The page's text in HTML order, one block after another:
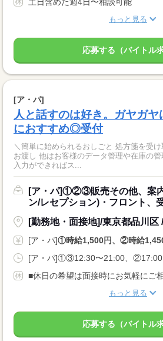
土日含めた週4日〜相談可能
もっと見る
応募する（バイトル求
[ア・パ]
人と話すのは好き。ガヤガヤ
におすすめ◎受付
＼簡単に始められるおしごと 処方箋を受
お渡し 他はお客様のデータ管理や在庫の
入力ができればス...
[ア・パ]①②③販売その他、案
ン/レセプション)・フロント、
[勤務地・面接地]/東京都品川区
[ア・パ]①時給1,500円、②時給
[ア・パ]①③12:30〜21:00、②17:00
もっと見る
応募する（バイトル求